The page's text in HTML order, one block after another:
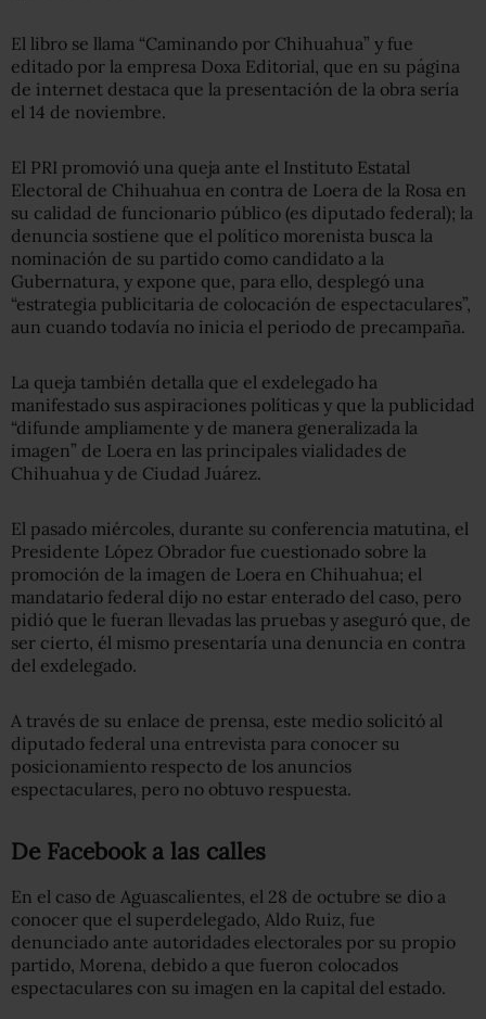
El libro se llama “Caminando por Chihuahua” y fue
editado por la empresa Doxa Editorial, que en su página
de internet destaca que la presentación de la obra sería
el 14 de noviembre.
El PRI promovió una queja ante el Instituto Estatal
Electoral de Chihuahua en contra de Loera de la Rosa en
su calidad de funcionario público (es diputado federal); la
denuncia sostiene que el político morenista busca la
nominación de su partido como candidato a la
Gubernatura, y expone que, para ello, desplegó una
“estrategia publicitaria de colocación de espectaculares”,
aun cuando todavía no inicia el periodo de precampaña.
La queja también detalla que el exdelegado ha
manifestado sus aspiraciones políticas y que la publicidad
“difunde ampliamente y de manera generalizada la
imagen” de Loera en las principales vialidades de
Chihuahua y de Ciudad Juárez.
El pasado miércoles, durante su conferencia matutina, el
Presidente López Obrador fue cuestionado sobre la
promoción de la imagen de Loera en Chihuahua; el
mandatario federal dijo no estar enterado del caso, pero
pidió que le fueran llevadas las pruebas y aseguró que, de
ser cierto, él mismo presentaría una denuncia en contra
del exdelegado.
A través de su enlace de prensa, este medio solicitó al
diputado federal una entrevista para conocer su
posicionamiento respecto de los anuncios
espectaculares, pero no obtuvo respuesta.
De Facebook a las calles
En el caso de Aguascalientes, el 28 de octubre se dio a
conocer que el superdelegado, Aldo Ruiz, fue
denunciado ante autoridades electorales por su propio
partido, Morena, debido a que fueron colocados
espectaculares con su imagen en la capital del estado.